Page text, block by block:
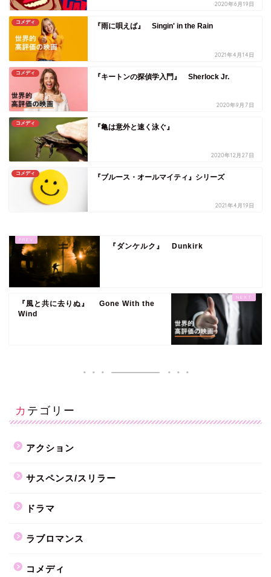
2020年6月19日
コメディ 『雨に唄えば』 Singin' in the Rain
2021年4月14日
コメディ 『キートンの探偵学入門』 Sherlock Jr.
2020年9月7日
コメディ 『亀は意外と速く泳ぐ』
2020年12月27日
コメディ 『ブルース・オールマイティ』シリーズ
2021年4月19日
『ダンケルク』 Dunkirk
『風と共に去りぬ』 Gone With the
Wind
カテゴリー
アクション
サスペンス/スリラー
ドラマ
ラブロマンス
コメディ